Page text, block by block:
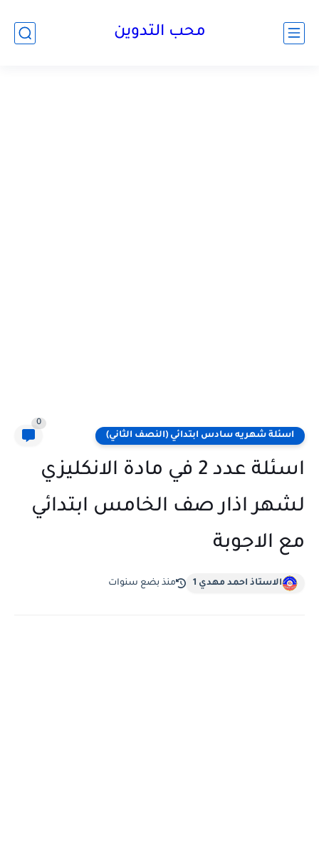
محب التدوين
اسئلة شهريه سادس ابتدائي (النصف الثاني)
0
اسئلة عدد 2 في مادة الانكليزي
لشهر اذار صف الخامس ابتدائي
مع الاجوبة
الاستاذ احمد مهدي 1 منذ بضع سنوات